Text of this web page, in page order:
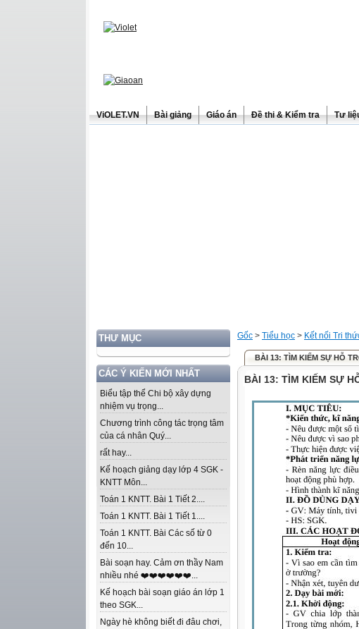
ViOLET.VN Bài giảng Giáo án Đề thi & Kiểm tra Tư
THƯ MỤC
CÁC Ý KIẾN MỚI NHẤT
Biểu tập thể Chi bộ xây dựng
nhiệm vụ trọng...
Chương trình công tác trọng tâm
của cá nhân Quý...
rất hay...
Kế hoạch giảng dạy lớp 4 SGK -
KNTT Môn...
Toán 1 KNTT. Bài 1 Tiết 2....
Toán 1 KNTT. Bài 1 Tiết 1....
Toán 1 KNTT. Bài Các số từ 0
đến 10...
Bài soạn hay. Cảm ơn thầy Nam
nhiều nhé ❤️❤️❤️❤️❤️❤️...
Kế hoạch bài soạn giáo án lớp 1
theo SGK...
Ngày hè không biết đi đâu chơi,
Gốc > Tiểu học > Kết nối Tri
BÀI 13: TÌM KIẾM SỰ HỖ
BÀI 13: TÌM KIẾM SỰ